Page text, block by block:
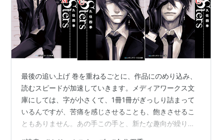
クリック: 23回
この商品を含むブログ (79件) を見る
トリックスターズD (電撃文庫)
作者:久住四季,甘塩コメコ
発売日:2006/04/01
メディア:文庫
購入: 1人 クリック: 15回
この商品を含むブログ (67件) を見る
最後の追い上げ 巻を重ねるごとに、作品にのめり込み、
読むスピードが加速していきます。メディアワークス文
庫にしては、字が小さくて、1冊1冊がぎっしり詰まって
いるんですが、苦痛を感じさせることも、飽きさせるこ
ともありません。あの手この手と、新たな趣向が繰り広